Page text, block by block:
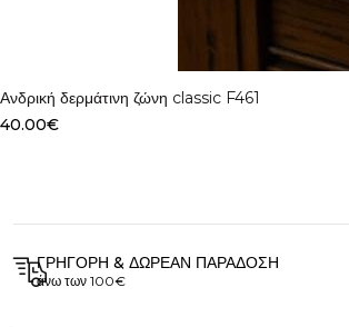
Ανδρική δερμάτινη ζώνη classic F461
40.00€
ΓΡΉΓΟΡΗ & ΔΩΡΕΆΝ ΠΑΡΆΔΟΣΗ
άνω των 100€